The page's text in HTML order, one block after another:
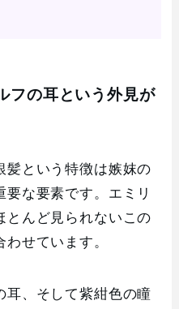
フの耳という外見が
髪という特徴は嫉妺の
な要素です。エミリ
とんど見られないこの
せています。
耳、そして紫紺色の瞳